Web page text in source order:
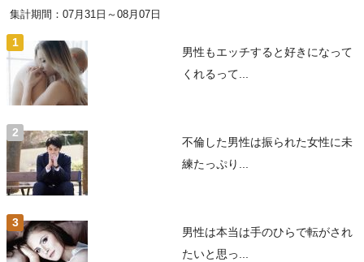
集計期間：07月31日～08月07日
男性もエッチすると好きになって
くれるって...
不倫した男性は振られた女性に未
練たっぷり...
男性は本当は手のひらで転がされ
たいと思っ...